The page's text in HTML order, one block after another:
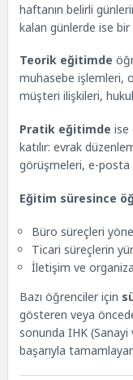
haftanın belirli
kalan günlerde ise
Teorik eğitimde
muhasebe işlemleri,
müşteri ilişkileri,
Pratik eğitimde ise
katılır: evrak
görüşmeleri, e-
Eğitim süresince
Büro süreçleri
Ticari süreçlerin
İletişim ve
Bazı öğrenciler için
gösteren veya
sonunda IHK (Sanayi
başarıyla